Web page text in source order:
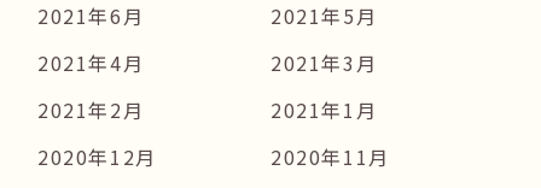
2021年6月
2021年5月
2021年4月
2021年3月
2021年2月
2021年1月
2020年12月
2020年11月